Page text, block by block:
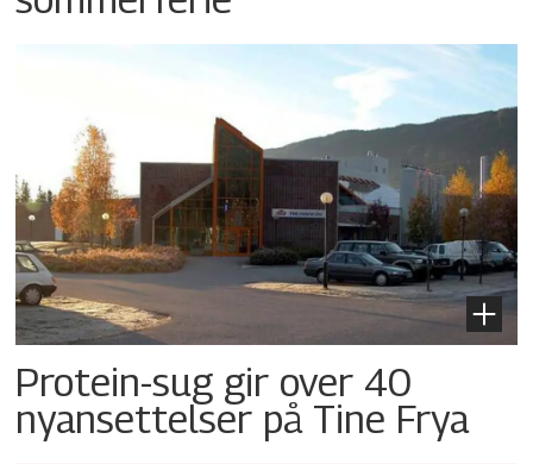
Protein-sug gir over 40
nyansettelser på Tine Frya